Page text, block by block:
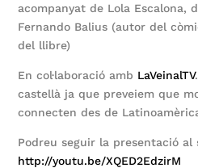
acompanyat de Lola Escalona,
Fernando Balius (autor del
del llibre)
En col·laboració amb LaVeinalTV
castellà ja que preveiem que
connecten des de
Podreu seguir la presentació al
http://youtu.be/XQED2EdzirM